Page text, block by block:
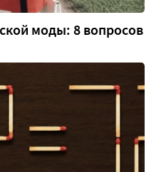
моды: 8 вопросов